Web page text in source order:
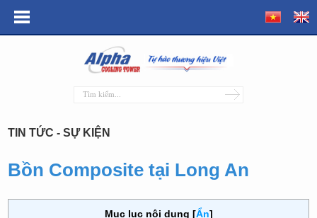
TIN TỨC - SỰ KIỆN
Bồn Composite tại Long An
Mục lục nội dung [Ẩn]